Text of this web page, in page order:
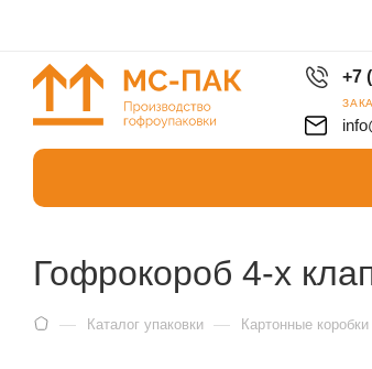
+7
Гофрокороб 4-х
— Каталог упаковки — Картонные коробки